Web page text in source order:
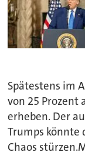
Spätestens im
von 25 Prozent
erheben. Der
Trumps könnte
Chaos